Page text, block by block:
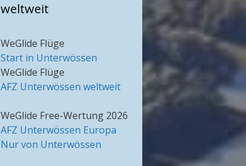
weltweit
WeGlide Flüge
Start in Unterwössen
WeGlide Flüge
AFZ Unterwössen weltweit
WeGlide Free-Wertung 2026
AFZ Unterwössen Europa
Nur von Unterwössen